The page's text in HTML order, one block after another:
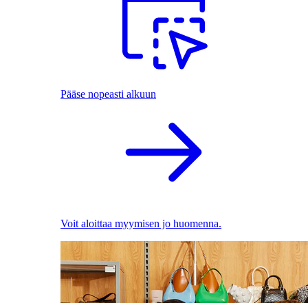
Pääse nopeasti alkuun
Voit aloittaa myymisen jo huomenna.